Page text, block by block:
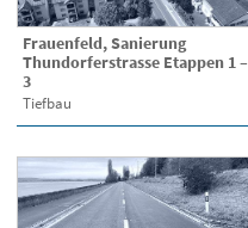
Frauenfeld, Sanierung
Thundorferstrasse Etappen 1 –
3
Tiefbau